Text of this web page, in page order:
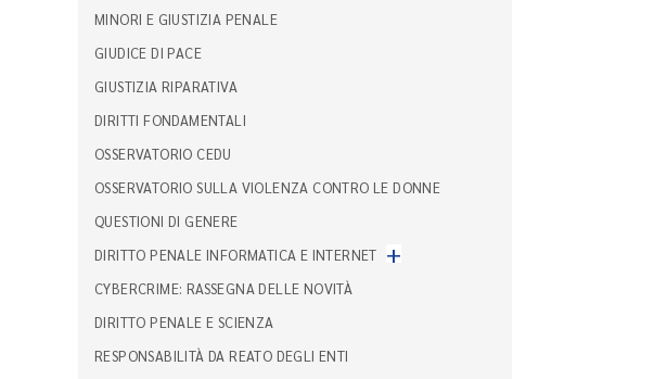
MINORI E GIUSTIZIA PENALE
GIUDICE DI PACE
GIUSTIZIA RIPARATIVA
DIRITTI FONDAMENTALI
OSSERVATORIO CEDU
OSSERVATORIO SULLA VIOLENZA CONTRO LE DONNE
QUESTIONI DI GENERE
DIRITTO PENALE INFORMATICA E INTERNET +
CYBERCRIME: RASSEGNA DELLE NOVITÀ
DIRITTO PENALE E SCIENZA
RESPONSABILITÀ DA REATO DEGLI ENTI